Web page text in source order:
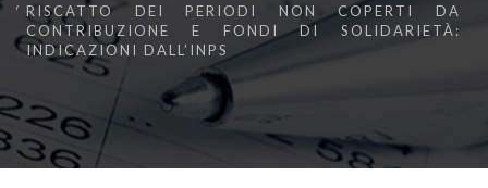
RISCATTO DEI PERIODI NON COPERTI DA
CONTRIBUZIONE E FONDI DI SOLIDARIETÀ:
INDICAZIONI DALL’INPS